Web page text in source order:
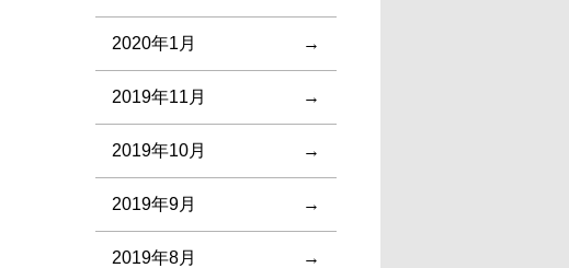
2020年1月
2019年11月
2019年10月
2019年9月
2019年8月